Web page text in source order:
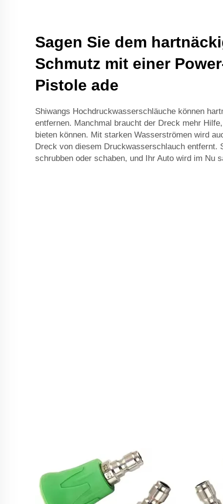
Sagen Sie dem
Schmutz mit einer
Pistole ade
Shiwangs Hochdruckwasserschläuche können
entfernen. Manchmal braucht der Dreck mehr
bieten können. Mit starken Wasserströmen wird
Dreck von diesem Druckwasserschlauch entfernt.
schrubben oder schaben, und Ihr Auto wird im Nu